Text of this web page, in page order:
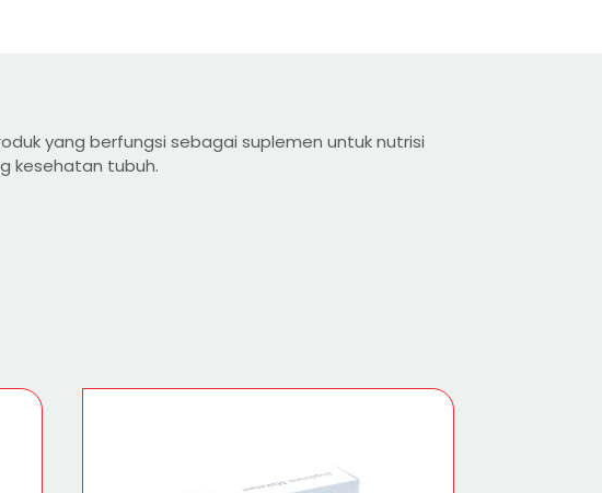
yang berfungsi sebagai suplemen untuk nutrisi
kesehatan tubuh.